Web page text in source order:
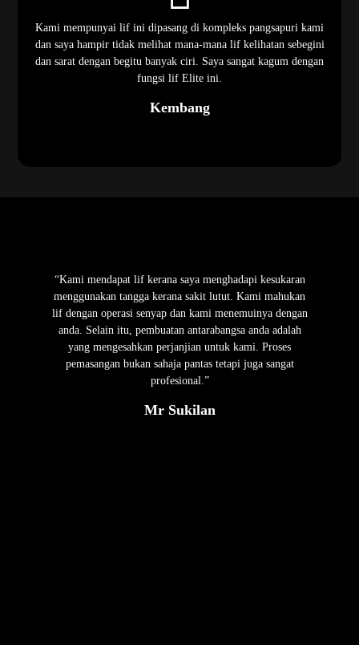
Kami mempunyai lif ini dipasang di kompleks pangsapuri kami
dan saya hampir tidak melihat mana-mana lif kelihatan sebegini
dan sarat dengan begitu banyak ciri. Saya sangat kagum dengan
fungsi lif Elite ini.
Kembang
“Kami mendapat lif kerana saya menghadapi kesukaran
menggunakan tangga kerana sakit lutut. Kami mahukan
lif dengan operasi senyap dan kami menemuinya dengan
anda. Selain itu, pembuatan antarabangsa anda adalah
yang mengesahkan perjanjian untuk kami. Proses
pemasangan bukan sahaja pantas tetapi juga sangat
profesional.”
Mr Sukilan